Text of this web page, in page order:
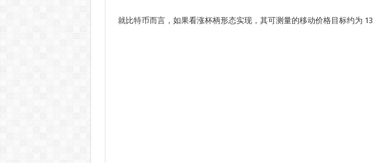
就比特币而言，如果看涨杯柄形态实现，其可测量的移动价格目标约为